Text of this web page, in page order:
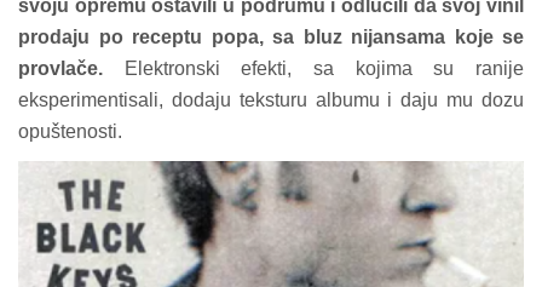
svoju opremu ostavili u podrumu i odlučili da svoj vinil
prodaju po receptu popa, sa bluz nijansama koje se
provlače. Elektronski efekti, sa kojima su ranije
eksperimentisali, dodaju teksturu albumu i daju mu dozu
opuštenosti.